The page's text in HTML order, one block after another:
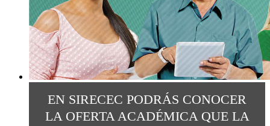
EN SIRECEC PODRÁS CONOCER
LA OFERTA ACADÉMICA QUE LA